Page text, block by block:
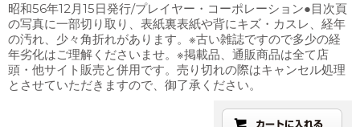
昭和56年12月15日発行/プレイヤー・コーポレーション●目次頁
の写真に一部切り取り、表紙裏表紙や背にキズ・カスレ、経年
の汚れ、少々角折れがあります。※古い雑誌ですので多少の経
年劣化はご理解くださいませ。※掲載品、通販商品は全て店
頭・他サイト販売と併用です。売り切れの際はキャンセル処理
とさせていただきますので、御了承ください。